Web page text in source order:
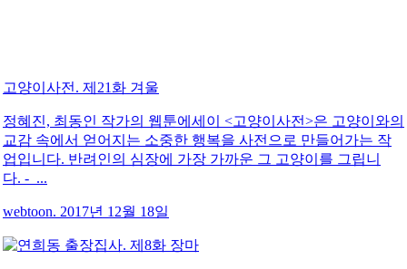
고양이사전. 제21화 겨울
정혜진, 최동인 작가의 웹툰에세이 <고양이사전>은 고양이와의
교감 속에서 얻어지는 소중한 행복을 사전으로 만들어가는 작
업입니다. 반려인의 심장에 가장 가까운 그 고양이를 그립니
다. - ...
webtoon. 2017년 12월 18일